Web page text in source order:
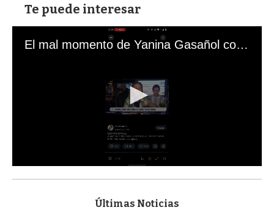
Te puede interesar
El mal momento de Yanina Gasañol con un hincha argentino en "Subrayado"
s
Últimas Noticias